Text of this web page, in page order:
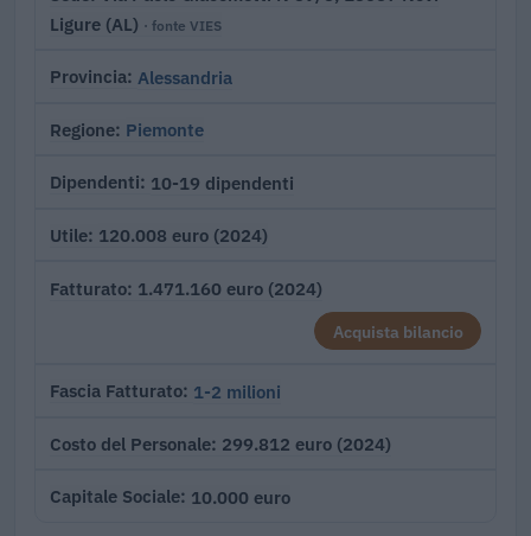
Ligure (AL) · fonte VIES
Provincia Alessandria
Regione Piemonte
Dipendenti 10-19 dipendenti
Utile 120.008 euro (2024)
Fatturato 1.471.160 euro (2024)
Acquista bilancio
Fascia Fatturato 1-2 milioni
Costo del Personale 299.812 euro (2024)
Capitale Sociale 10.000 euro